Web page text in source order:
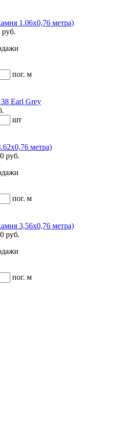
1.06х0,76 метра)
руб.
пог. м
Earl Grey
шт
метра)
руб.
пог. м
3,56х0,76 метра)
руб.
пог. м